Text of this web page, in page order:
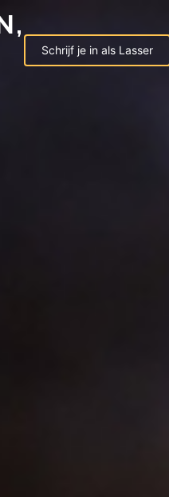
Schrijf je in als Lasser